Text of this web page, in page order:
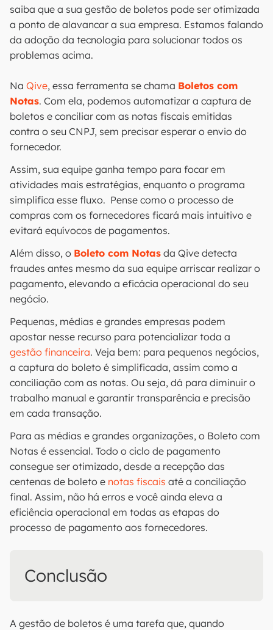
saiba que a sua gestão de boletos pode ser otimizada
a ponto de alavancar a sua empresa. Estamos falando
da adoção da tecnologia para solucionar todos os
problemas acima.
Na Qive, essa ferramenta se chama Boletos com
Notas. Com ela, podemos automatizar a captura de
boletos e conciliar com as notas fiscais emitidas
contra o seu CNPJ, sem precisar esperar o envio do
fornecedor.
Assim, sua equipe ganha tempo para focar em
atividades mais estratégias, enquanto o programa
simplifica esse fluxo. Pense como o processo de
compras com os fornecedores ficará mais intuitivo e
evitará equívocos de pagamentos.
Além disso, o Boleto com Notas da Qive detecta
fraudes antes mesmo da sua equipe arriscar realizar o
pagamento, elevando a eficácia operacional do seu
negócio.
Pequenas, médias e grandes empresas podem
apostar nesse recurso para potencializar toda a
gestão financeira. Veja bem: para pequenos negócios,
a captura do boleto é simplificada, assim como a
conciliação com as notas. Ou seja, dá para diminuir o
trabalho manual e garantir transparência e precisão
em cada transação.
Para as médias e grandes organizações, o Boleto com
Notas é essencial. Todo o ciclo de pagamento
consegue ser otimizado, desde a recepção das
centenas de boleto e notas fiscais até a conciliação
final. Assim, não há erros e você ainda eleva a
eficiência operacional em todas as etapas do
processo de pagamento aos fornecedores.
Conclusão
A gestão de boletos é uma tarefa que, quando